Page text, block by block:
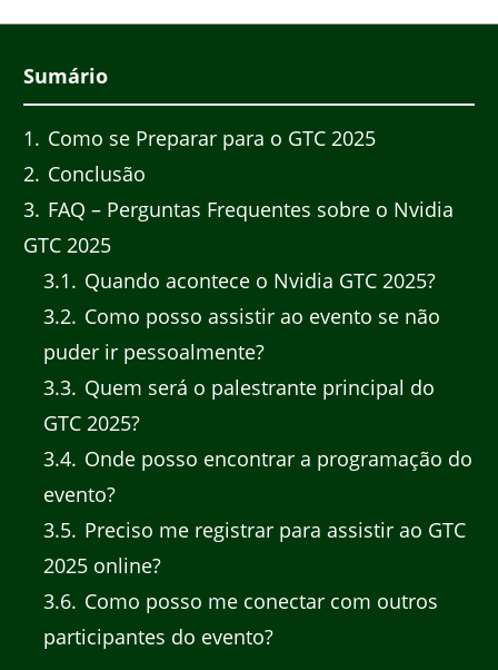
Sumário
1
Como se Preparar para o GTC 2025
2 Conclusão
3 FAQ – Perguntas Frequentes sobre o Nvidia
GTC 2025
3.1
Quando acontece o Nvidia GTC 2025?
3.2 Como posso assistir ao evento se não
puder ir pessoalmente?
3.3 Quem será o palestrante principal do
GTC 2025?
3.4 Onde posso encontrar a programação do
evento?
3.5 Preciso me registrar para assistir ao GTC
2025 online?
3.6 Como posso me conectar com outros
participantes do evento?